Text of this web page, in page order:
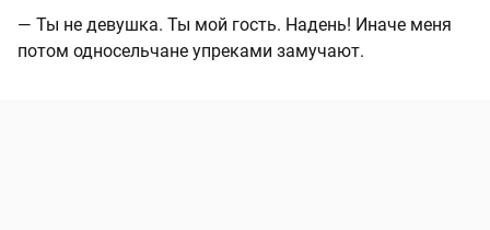
— Ты не девушка. Ты мой гость. Надень! Иначе меня
потом односельчане упреками замучают.